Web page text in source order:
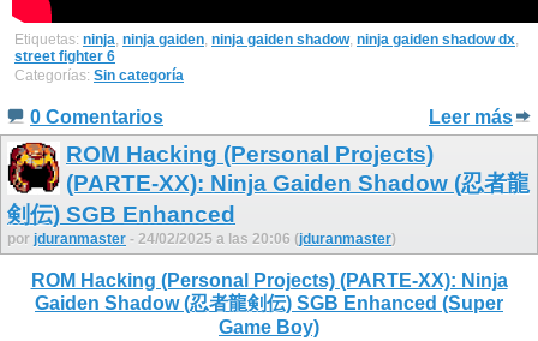
Etiquetas: ninja, ninja gaiden, ninja gaiden shadow, ninja gaiden shadow dx,
street fighter 6
Categorías: Sin categoría
0 Comentarios Leer más
ROM Hacking (Personal Projects)
(PARTE-XX): Ninja Gaiden Shadow (忍者龍
剣伝) SGB Enhanced
por jduranmaster - 24/02/2025 a las 20:06 (jduranmaster)
ROM Hacking (Personal Projects) (PARTE-XX): Ninja
Gaiden Shadow (忍者龍剣伝) SGB Enhanced (Super
Game Boy)